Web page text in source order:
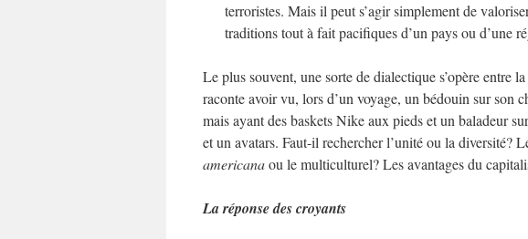
terroristes. Mais il peut s’agir simplement de
traditions tout à fait pacifiques d’un pays ou d’une
Le plus souvent, une sorte de dialectique s’opère entre
raconte avoir vu, lors d’un voyage, un bédouin sur son
mais ayant des baskets Nike aux pieds et un baladeur
et un avatars. Faut-il rechercher l’unité ou la diversité?
americanaou le multiculturel? Les avantages du
La réponse des croyants